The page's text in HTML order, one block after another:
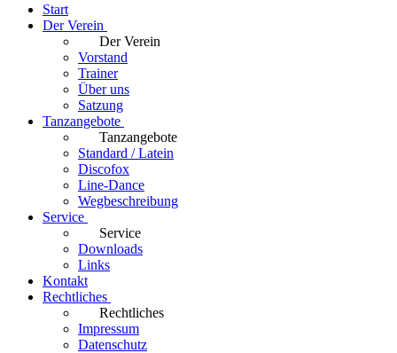
Start
Der Verein
Der Verein
Vorstand
Trainer
Über uns
Satzung
Tanzangebote
Tanzangebote
Standard / Latein
Discofox
Line-Dance
Wegbeschreibung
Service
Service
Downloads
Links
Kontakt
Rechtliches
Rechtliches
Impressum
Datenschutz